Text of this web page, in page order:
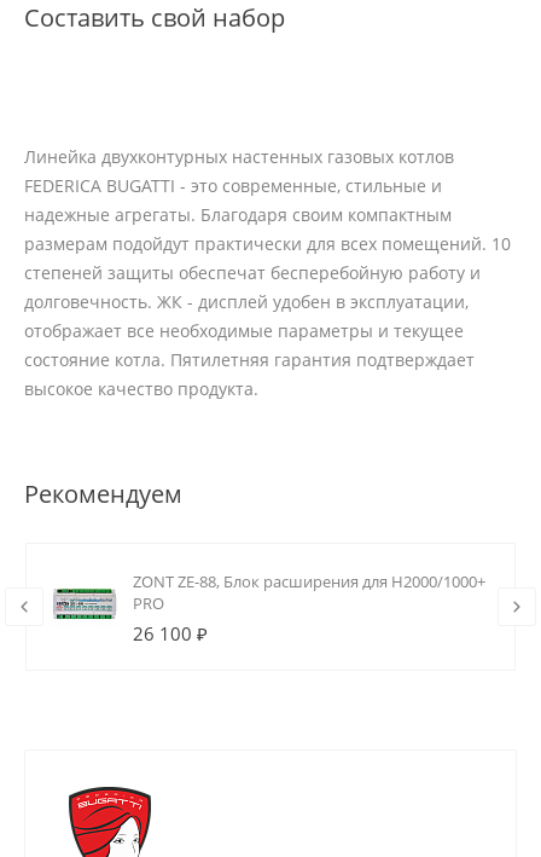
Составить свой набор
Линейка двухконтурных настенных газовых котлов
FEDERICA BUGATTI - это современные, стильные и
надежные агрегаты. Благодаря своим компактным
размерам подойдут практически для всех помещений. 10
степеней защиты обеспечат бесперебойную работу и
долговечность. ЖК - дисплей удобен в эксплуатации,
отображает все необходимые параметры и текущее
состояние котла. Пятилетняя гарантия подтверждает
высокое качество продукта.
Рекомендуем
ZONT ZE-88, Блок расширения для H2000/1000+
PRO
26 100 ₽